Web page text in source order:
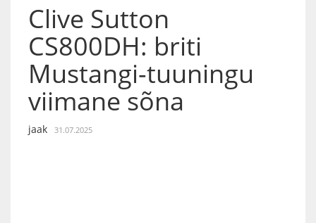
Clive Sutton
CS800DH: briti
Mustangi-tuuningu
viimane sõna
jaak 31.07.2025